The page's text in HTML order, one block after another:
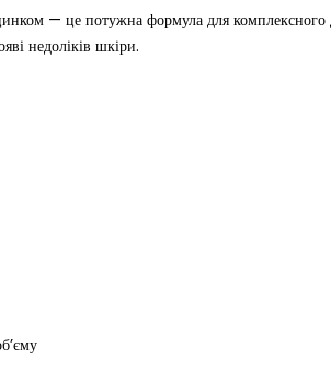
— це потужна формула для
недоліків шкіри.